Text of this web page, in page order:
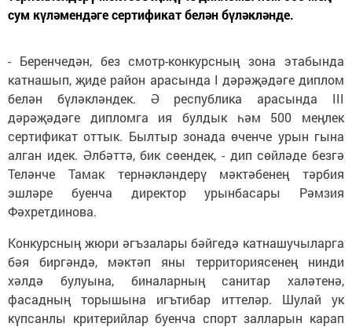
сум күләмендәге сертификат белән бүләкләнде.
- Беренчедән, без смотр-конкурсның зона этабында
катнашып, җиде район арасында I дәрәҗәдәге диплом
белән бүләкләндек. Ә республика арасында III
дәрәҗәдәге дипломга ия булдык һәм 500 меңлек
сертификат оттык. Былтыр зонада өченче урын гына
алган идек. Әлбәттә, бик сөендек, - дип сөйләде безгә
Теләнче Тамак тернәкләндерү мәктәбенең тәрбия
эшләре буенча директор урынбасары Рәмзия
Фәхретдинова.
Конкурсның жюри әгъзалары бәйгедә катнашучыларга
бәя биргәндә, мәктәп яны территориясенең нинди
хәлдә булуына, биналарның санитар халәтенә,
фасадның торышына игътибар иттеләр. Шулай ук
күпсанлы критерийлар буенча спорт залларын карап